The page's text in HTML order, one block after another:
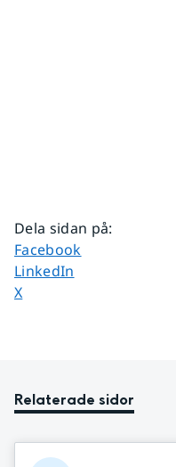
Dela sidan på:
Dela sidan på
Facebook
Dela sidan på
LinkedIn
Dela sidan på
X
Relaterade sidor